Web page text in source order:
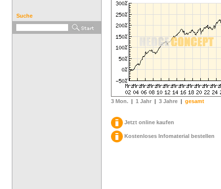
Suche
3 Mon. | 1 Jahr | 3 Jahre | gesamt
Jetzt online kaufen
Kostenloses Infomaterial bestellen